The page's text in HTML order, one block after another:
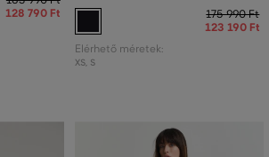
128 790 Ft 175 990 Ft
123 190 Ft
Elérhető méretek:
XS, S